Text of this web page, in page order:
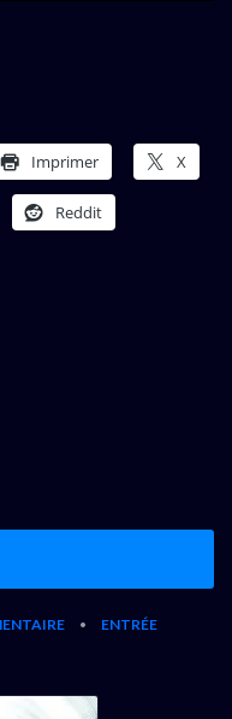
Imprimer X
Reddit
•
ENTRÉE